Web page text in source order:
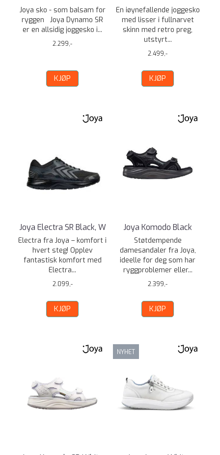
Joya sko - som balsam for
ryggen Joya Dynamo SR
er en allsidig joggesko i...
2.299,-
KJØP
En iøynefallende joggesko
med lisser i fullnarvet
skinn med retro preg,
utstyrt...
2.499,-
KJØP
Joya Electra SR Black, W
Electra fra Joya – komfort i
hvert steg! Opplev
fantastisk komfort med
Electra...
2.099,-
KJØP
Joya Komodo Black
Støtdempende
damesandaler fra Joya,
ideelle for deg som har
ryggproblemer eller...
2.399,-
KJØP
NYHET